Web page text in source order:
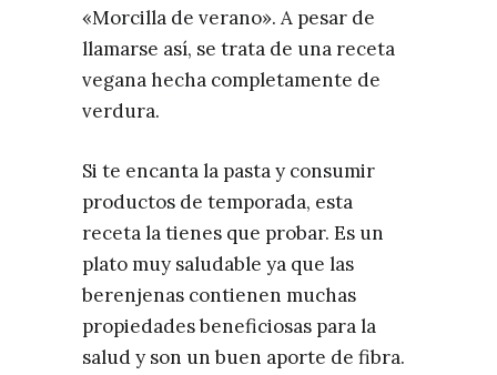
«Morcilla de verano». A pesar de
llamarse así, se trata de una receta
vegana hecha completamente de
verdura.
Si te encanta la pasta y consumir
productos de temporada, esta
receta la tienes que probar. Es un
plato muy saludable ya que las
berenjenas contienen muchas
propiedades beneficiosas para la
salud y son un buen aporte de fibra.